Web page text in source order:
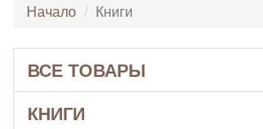
Начало Книги
ВСЕ ТОВАРЫ
КНИГИ